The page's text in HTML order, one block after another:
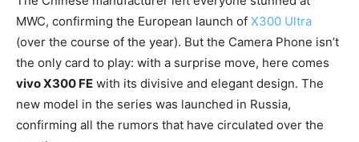
MWC, confirming the European launch of X300 Ultra
(over the course of the year). But the Camera Phone isn’t
the only card to play: with a surprise move, here comes
vivo X300 FE with its divisive and elegant design. The
new model in the series was launched in Russia,
confirming all the rumors that have circulated over the